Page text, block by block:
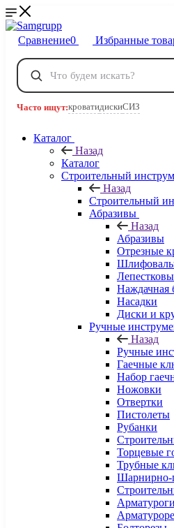
Сравнение0 Избранные
Телефоны
8 800 222-40-09
Часто ищут:кроватидискиСИЗ
Каталог
Назад
Каталог
Строительный
Назад
Строительный
Абразивы
Назад
Абразивы
Отрезные
Наждачная
Насадки
Диски и
Ручные
Назад
Ручные
Гаечные
Набор
Ножовки
Отвертки
Пистолеты
Рубанки
Торцевые
Трубные
Шарнирно-